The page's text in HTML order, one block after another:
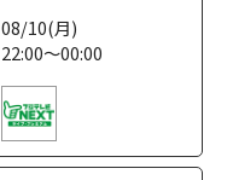
08/10(月)
22:00～00:00